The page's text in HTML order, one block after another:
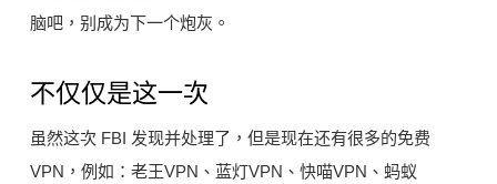
脑吧，别成为下一个炮灰。
不仅仅是这一次
虽然这次 FBI 发现并处理了，但是现在还有很多的免费
VPN，例如：老王VPN、蓝灯VPN、快喵VPN、蚂蚁